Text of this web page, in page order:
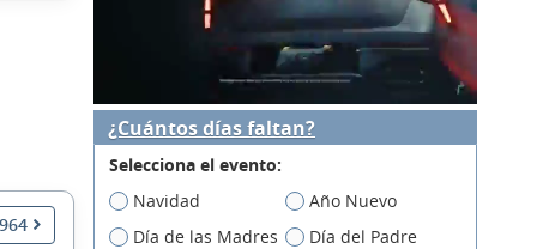
¿Cuántos días faltan?
Selecciona el evento:
Navidad
Año Nuevo
Día de las Madres
Día del Padre